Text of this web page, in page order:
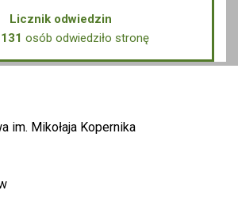
Licznik odwiedzin
osób odwiedziło stronę
im. Mikołaja Kopernika